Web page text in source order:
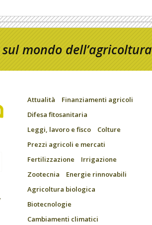
mondo dell’agricoltura
Attualità
Finanziamenti agricoli
Difesa fitosanitaria
Leggi, lavoro e fisco
Colture
Prezzi agricoli e mercati
Fertilizzazione
Irrigazione
Zootecnia
Energie rinnovabili
Agricoltura biologica
Biotecnologie
Cambiamenti climatici